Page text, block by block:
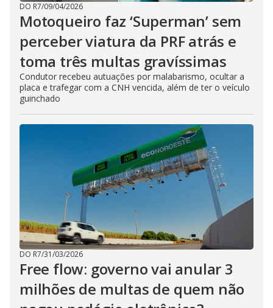
DO R7/09/04/2026
Motoqueiro faz ‘Superman’ sem
perceber viatura da PRF atrás e
toma três multas gravíssimas
Condutor recebeu autuações por malabarismo, ocultar a
placa e trafegar com a CNH vencida, além de ter o veículo
guinchado
DO R7/31/03/2026
Free flow: governo vai anular 3
milhões de multas de quem não